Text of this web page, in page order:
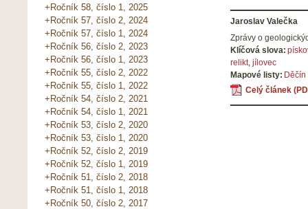
+Ročník 58, číslo 1, 2025
+Ročník 57, číslo 2, 2024
+Ročník 57, číslo 1, 2024
+Ročník 56, číslo 2, 2023
+Ročník 56, číslo 1, 2023
+Ročník 55, číslo 2, 2022
+Ročník 55, číslo 1, 2022
+Ročník 54, číslo 2, 2021
+Ročník 54, číslo 1, 2021
+Ročník 53, číslo 2, 2020
+Ročník 53, číslo 1, 2020
+Ročník 52, číslo 2, 2019
+Ročník 52, číslo 1, 2019
+Ročník 51, číslo 2, 2018
+Ročník 51, číslo 1, 2018
+Ročník 50, číslo 2, 2017
Jaroslav Valečka
Zprávy o
Klíčová slova:
relikt jílovec
Mapové listy: Děčín
Celý článek